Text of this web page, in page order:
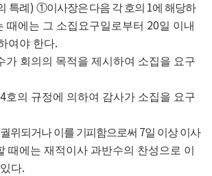
특례 ) ①이사장은 다음 각 호의 1에 해당하
때에는 그 소집요구일로부터 20일 이내
여야 한다.
가 회의의 목적을 제시하여 소집을 요구
4호의 규정에 의하여 감사가 소집을 요구
위되거나 이를 기피함으로써 7일 이상 이사
때에는 재적이사 과반수의 찬성으로 이
다.